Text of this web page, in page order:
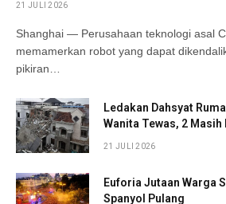
21 JULI 2026
Shanghai — Perusahaan teknologi asal
memamerkan robot yang dapat
pikiran…
Ledakan Dahsyat
Wanita Tewas, 2
21 JULI 2026
Euforia Jutaan Warga
Spanyol Pulang